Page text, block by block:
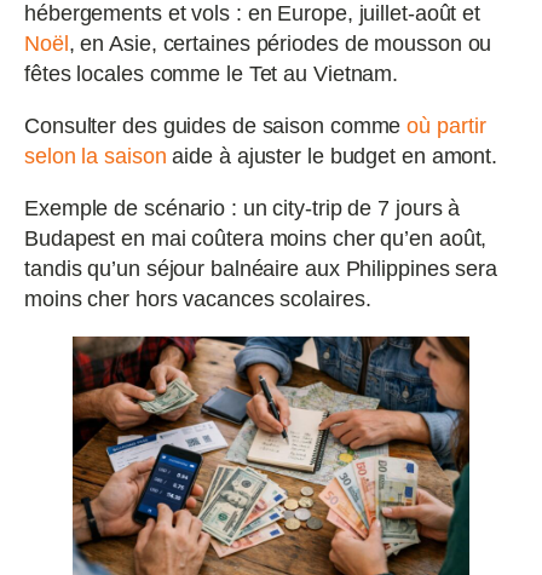
hébergements et vols : en Europe, juillet-août et
Noël , en Asie, certaines périodes de mousson ou
fêtes locales comme le Tet au Vietnam.
Consulter des guides de saison commeoù partir
selon la saison aide à ajuster le budget en amont.
Exemple de scénario : un city-trip de 7 jours à
Budapest en mai coûtera moins cher qu’en août,
tandis qu’un séjour balnéaire aux Philippines sera
moins cher hors vacances scolaires.